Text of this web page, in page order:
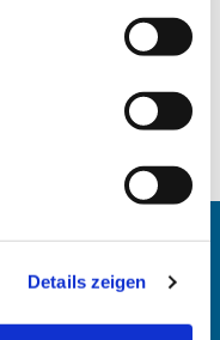
Details zeigen